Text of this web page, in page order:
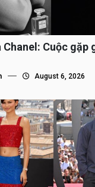
Cuộc gặp
August 6, 2026